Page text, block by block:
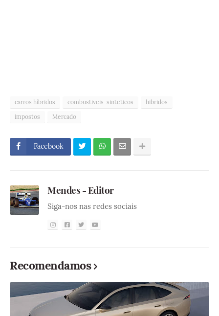
carros híbridos combustiveis-sinteticos
hibridos
impostos
Mercado
Facebook
Mendes - Editor
Siga-nos nas redes sociais
Recomendamos